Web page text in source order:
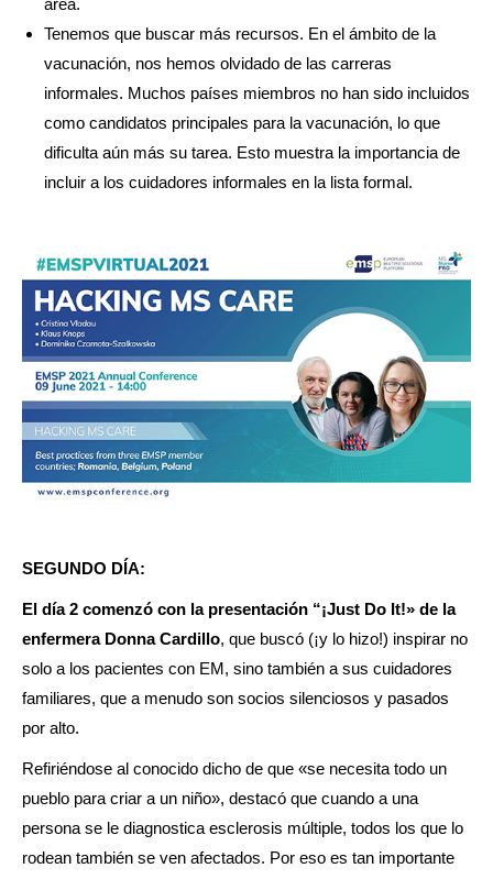
área.
Tenemos que buscar más recursos. En el ámbito de la
vacunación, nos hemos olvidado de las carreras
informales. Muchos países miembros no han sido incluidos
como candidatos principales para la vacunación, lo que
dificulta aún más su tarea. Esto muestra la importancia de
incluir a los cuidadores informales en la lista formal.
SEGUNDO DÍA:
El día 2 comenzó con la presentación “¡Just Do It!» de la
enfermera Donna Cardillo, que buscó (¡y lo hizo!) inspirar no
solo a los pacientes con EM, sino también a sus cuidadores
familiares, que a menudo son socios silenciosos y pasados
por alto.
Refiriéndose al conocido dicho de que «se necesita todo un
pueblo para criar a un niño», destacó que cuando a una
persona se le diagnostica esclerosis múltiple, todos los que lo
rodean también se ven afectados. Por eso es tan importante